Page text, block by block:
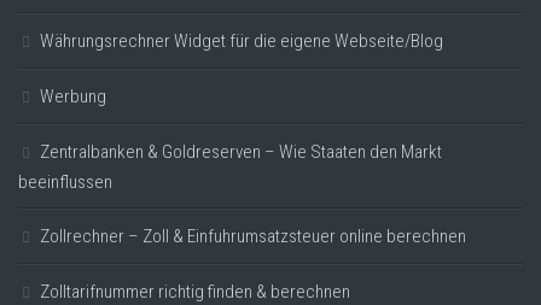
Währungsrechner Widget für die eigene Webseite/Blog
Werbung
Zentralbanken & Goldreserven – Wie Staaten den Markt
beeinflussen
Zollrechner – Zoll & Einfuhrumsatzsteuer online berechnen
Zolltarifnummer richtig finden & berechnen